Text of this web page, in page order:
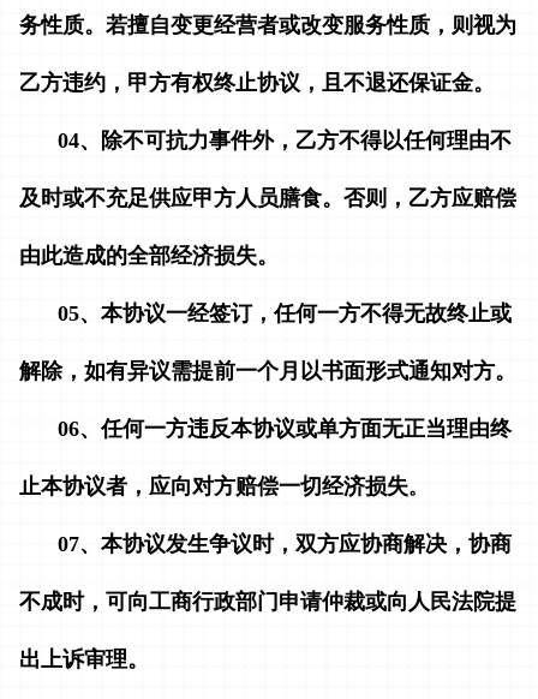
务性质。若擅自变更经营者或改变服务性质，则视为
乙方违约，甲方有权终止协议，且不退还保证金。
04、除不可抗力事件外，乙方不得以任何理由不
及时或不充足供应甲方人员膳食。否则，乙方应赔偿
由此造成的全部经济损失。
05、本协议一经签订，任何一方不得无故终止或
解除，如有异议需提前一个月以书面形式通知对方。
06、任何一方违反本协议或单方面无正当理由终
止本协议者，应向对方赔偿一切经济损失。
07、本协议发生争议时，双方应协商解决，协商
不成时，可向工商行政部门申请仲裁或向人民法院提
出上诉审理。